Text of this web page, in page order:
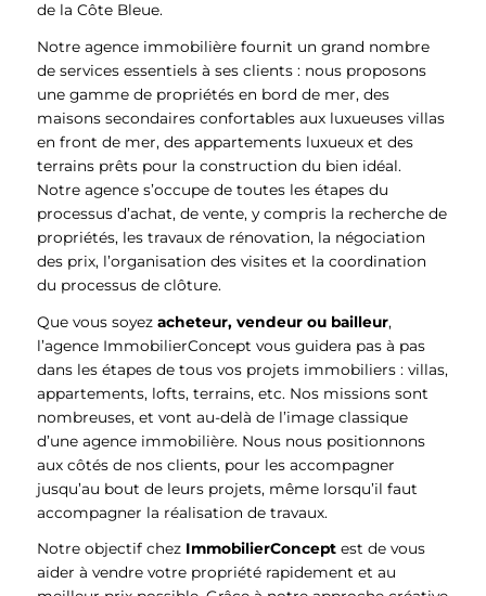
de la Côte Bleue.
Notre agence immobilière fournit un grand nombre
de services essentiels à ses clients : nous proposons
une gamme de propriétés en bord de mer, des
maisons secondaires confortables aux luxueuses villas
en front de mer, des appartements luxueux et des
terrains prêts pour la construction du bien idéal.
Notre agence s’occupe de toutes les étapes du
processus d’achat, de vente, y compris la recherche de
propriétés, les travaux de rénovation, la négociation
des prix, l’organisation des visites et la coordination
du processus de clôture.
Que vous soyez acheteur, vendeur ou bailleur,
l’agence ImmobilierConcept vous guidera pas à pas
dans les étapes de tous vos projets immobiliers : villas,
appartements, lofts, terrains, etc. Nos missions sont
nombreuses, et vont au-delà de l’image classique
d’une agence immobilière. Nous nous positionnons
aux côtés de nos clients, pour les accompagner
jusqu’au bout de leurs projets, même lorsqu’il faut
accompagner la réalisation de travaux.
Notre objectif chez ImmobilierConceptest de vous
aider à vendre votre propriété rapidement et au